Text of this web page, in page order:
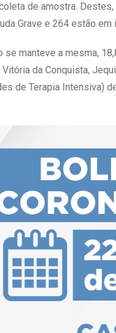
de amostra.
Grave e 264 estão
se manteve a mesma,
da Conquista,
de Terapia Intensiva)